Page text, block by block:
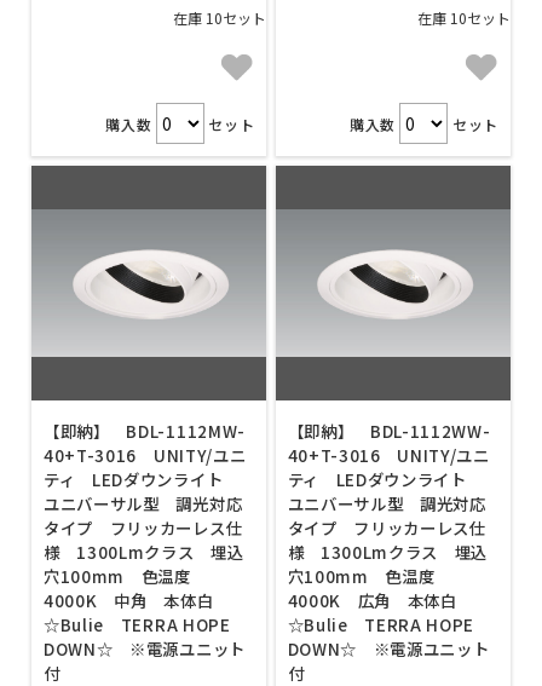
在庫 10セット
購入数 セット
在庫 10セット
購入数 セット
【即納】 BDL-1112MW-
40+T-3016 UNITY/ユニ
ティ LEDダウンライト
ユニバーサル型 調光対応
タイプ フリッカーレス仕
様 1300Lmクラス 埋込
穴100mm 色温度
4000K 中角 本体白
☆Bulie TERRA HOPE
DOWN☆ ※電源ユニット
付
【即納】 BDL-1112WW-
40+T-3016 UNITY/ユニ
ティ LEDダウンライト
ユニバーサル型 調光対応
タイプ フリッカーレス仕
様 1300Lmクラス 埋込
穴100mm 色温度
4000K 広角 本体白
☆Bulie TERRA HOPE
DOWN☆ ※電源ユニット
付